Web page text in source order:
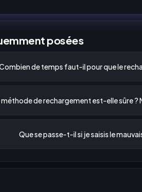
posées
de temps faut-il pour que le
de rechargement est-elle sûre ?
Que se passe-t-il si je saisis le